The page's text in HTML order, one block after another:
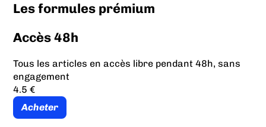
Les formules prémium
Accès 48h
Tous les articles en accès libre pendant 48h, sans
engagement
4.5 €
Acheter